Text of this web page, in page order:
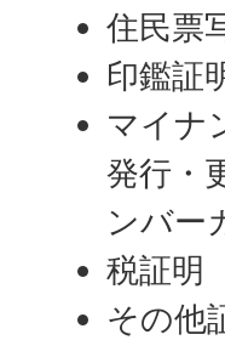
住民票
印鑑証
マイナ
発行・
ンバー
税証明
その他